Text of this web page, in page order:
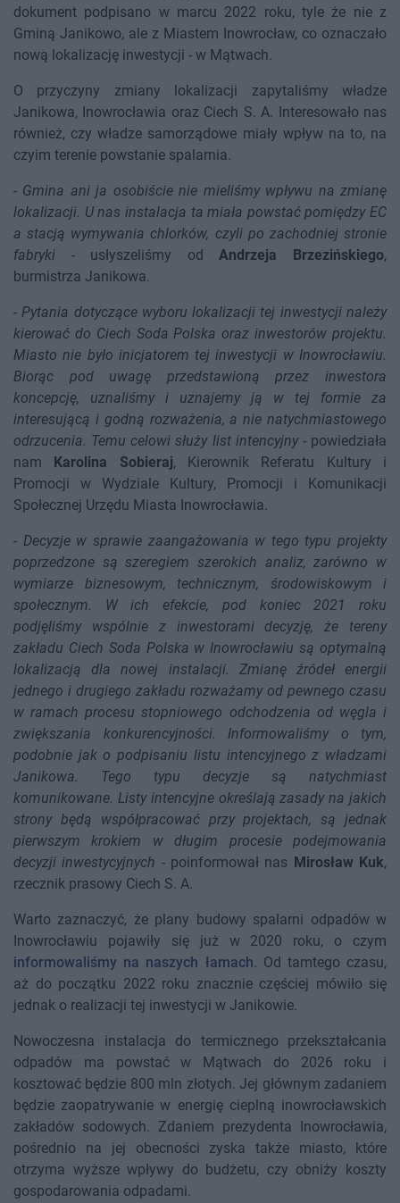
dokument podpisano w marcu 2022 roku, tyle że nie z
Gminą Janikowo, ale z Miastem Inowrocław, co oznaczało
nową lokalizację inwestycji - w Mątwach.
O przyczyny zmiany lokalizacji zapytaliśmy władze
Janikowa, Inowrocławia oraz Ciech S. A. Interesowało nas
również, czy władze samorządowe miały wpływ na to, na
czyim terenie powstanie spalarnia.
- Gmina ani ja osobiście nie mieliśmy wpływu na zmianę
lokalizacji. U nas instalacja ta miała powstać pomiędzy EC
a stacją wymywania chlorków, czyli po zachodniej stronie
fabryki - usłyszeliśmy odAndrzeja Brzezińskiego,
burmistrza Janikowa.
-Pytania dotyczące wyboru lokalizacji tej inwestycji należy
kierować do Ciech Soda Polska oraz inwestorów projektu.
Miasto nie było inicjatorem tej inwestycji w Inowrocławiu.
Biorąc pod uwagę przedstawioną przez inwestora
koncepcję, uznaliśmy i uznajemy ją w tej formie za
interesującą i godną rozważenia, a nie natychmiastowego
odrzucenia. Temu celowi służy list intencyjny- powiedziała
nam Karolina Sobieraj, Kierownik Referatu Kultury i
Promocji w Wydziale Kultury, Promocji i Komunikacji
Społecznej Urzędu Miasta Inowrocławia.
- Decyzje w sprawie zaangażowania w tego typu projekty
poprzedzone są szeregiem szerokich analiz, zarówno w
wymiarze biznesowym, technicznym, środowiskowym i
społecznym. W ich efekcie, pod koniec 2021 roku
podjęliśmy wspólnie z inwestorami decyzję, że tereny
zakładu Ciech Soda Polska w Inowrocławiu są optymalną
lokalizacją dla nowej instalacji. Zmianę źródeł energii
jednego i drugiego zakładu rozważamy od pewnego czasu
w ramach procesu stopniowego odchodzenia od węgla i
zwiększania konkurencyjności. Informowaliśmy o tym,
podobnie jak o podpisaniu listu intencyjnego z władzami
Janikowa. Tego typu decyzje są natychmiast
komunikowane. Listy intencyjne określają zasady na jakich
strony będą współpracować przy projektach, są jednak
pierwszym krokiem w długim procesie podejmowania
decyzji inwestycyjnych - poinformował nas Mirosław Kuk,
rzecznik prasowy Ciech S. A.
Warto zaznaczyć, że plany budowy spalarni odpadów w
Inowrocławiu pojawiły się już w 2020 roku, o czym
informowaliśmy na naszych łamach. Od tamtego czasu,
aż do początku 2022 roku znacznie częściej mówiło się
jednak o realizacji tej inwestycji w Janikowie.
Nowoczesna instalacja do termicznego przekształcania
odpadów ma powstać w Mątwach do 2026 roku i
kosztować będzie 800 mln złotych. Jej głównym zadaniem
będzie zaopatrywanie w energię cieplną inowrocławskich
zakładów sodowych. Zdaniem prezydenta Inowrocławia,
pośrednio na jej obecności zyska także miasto, które
otrzyma wyższe wpływy do budżetu, czy obniży koszty
gospodarowania odpadami.